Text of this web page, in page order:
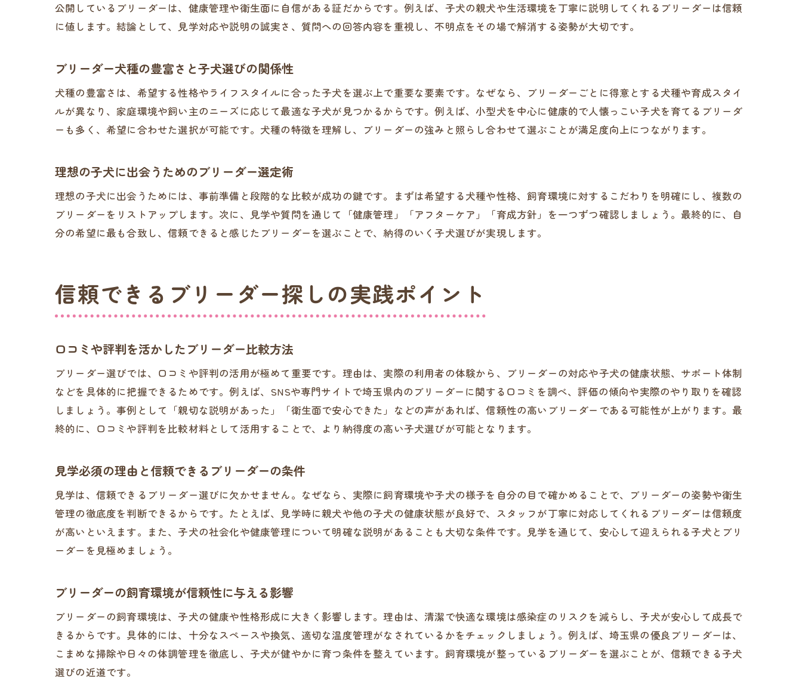
埼玉県のブリーダー見学で重視すべきこと
安心できる子犬選びへ導く比較方法
安い子犬の裏に潜むリスクを見極める方法
信頼できるブリーダーの比較で重要視すべき点
埼玉県で理想の子犬と出会う比較基準
ブリーダーの良し悪しを判断するチェック項目
ブリーダー選びで重視すべきチェックリスト
健康管理や飼育環境の確認ポイント
悪質ブリーダーを避けるための確認方法
アフターサポート体制のチェック方法
豊富な選択肢から理想の子犬を見つける方法
犬種や性格で選ぶブリーダーのポイント
埼玉県内ブリーダー情報の探し方ガイド
理想の子犬を見つける比較手順と注意点
埼玉県で失敗しないブリーダー選びの秘訣
安心して任せられるブリーダーの条件とは
信頼できるブリーダーを見極めるコツと実例
埼玉県で評判の良いブリーダーの共通点
公開しているブリーダーは、健康管理や衛生面に自信がある証だからです。例えば、子犬の親犬や生活環境を丁寧に説明してくれるブリーダーは信頼
に値します。結論として、見学対応や説明の誠実さ、質問への回答内容を重視し、不明点をその場で解消する姿勢が大切です。
ブリーダー犬種の豊富さと子犬選びの関係性
犬種の豊富さは、希望する性格やライフスタイルに合った子犬を選ぶ上で重要な要素です。なぜなら、ブリーダーごとに得意とする犬種や育成スタイ
ルが異なり、家庭環境や飼い主のニーズに応じて最適な子犬が見つかるからです。例えば、小型犬を中心に健康的で人懐っこい子犬を育てるブリーダ
ーも多く、希望に合わせた選択が可能です。犬種の特徴を理解し、ブリーダーの強みと照らし合わせて選ぶことが満足度向上につながります。
理想の子犬に出会うためのブリーダー選定術
理想の子犬に出会うためには、事前準備と段階的な比較が成功の鍵です。まずは希望する犬種や性格、飼育環境に対するこだわりを明確にし、複数の
ブリーダーをリストアップします。次に、見学や質問を通じて「健康管理」「アフターケア」「育成方針」を一つずつ確認しましょう。最終的に、自
分の希望に最も合致し、信頼できると感じたブリーダーを選ぶことで、納得のいく子犬選びが実現します。
信頼できるブリーダー探しの実践ポイント
口コミや評判を活かしたブリーダー比較方法
ブリーダー選びでは、口コミや評判の活用が極めて重要です。理由は、実際の利用者の体験から、ブリーダーの対応や子犬の健康状態、サポート体制
などを具体的に把握できるためです。例えば、SNSや専門サイトで埼玉県内のブリーダーに関する口コミを調べ、評価の傾向や実際のやり取りを確認
しましょう。事例として「親切な説明があった」「衛生面で安心できた」などの声があれば、信頼性の高いブリーダーである可能性が上がります。最
終的に、口コミや評判を比較材料として活用することで、より納得度の高い子犬選びが可能となります。
見学必須の理由と信頼できるブリーダーの条件
見学は、信頼できるブリーダー選びに欠かせません。なぜなら、実際に飼育環境や子犬の様子を自分の目で確かめることで、ブリーダーの姿勢や衛生
管理の徹底度を判断できるからです。たとえば、見学時に親犬や他の子犬の健康状態が良好で、スタッフが丁寧に対応してくれるブリーダーは信頼度
が高いといえます。また、子犬の社会化や健康管理について明確な説明があることも大切な条件です。見学を通じて、安心して迎えられる子犬とブリ
ーダーを見極めましょう。
ブリーダーの飼育環境が信頼性に与える影響
ブリーダーの飼育環境は、子犬の健康や性格形成に大きく影響します。理由は、清潔で快適な環境は感染症のリスクを減らし、子犬が安心して成長で
きるからです。具体的には、十分なスペースや換気、適切な温度管理がなされているかをチェックしましょう。例えば、埼玉県の優良ブリーダーは、
こまめな掃除や日々の体調管理を徹底し、子犬が健やかに育つ条件を整えています。飼育環境が整っているブリーダーを選ぶことが、信頼できる子犬
選びの近道です。